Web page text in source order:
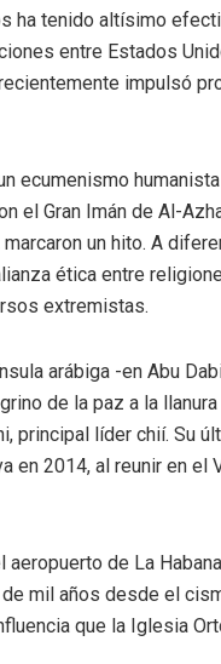
ha tenido altísimo
entre Estados
impulsó
ecumenismo
el Gran Imán de Al-
un hito. A
ética entre
extremistas.
arábiga -en Abu
de la paz a la
principal líder chií. Su
en 2014, al reunir en
aeropuerto de La
mil años desde el
que la Iglesia